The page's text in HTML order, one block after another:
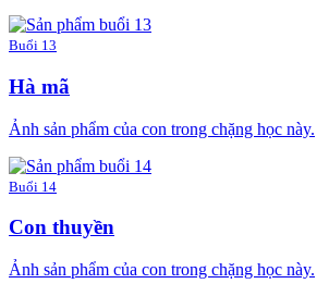
Buổi 13
Hà mã
Ảnh sản phẩm của con trong chặng học này.
Buổi 14
Con thuyền
Ảnh sản phẩm của con trong chặng học này.